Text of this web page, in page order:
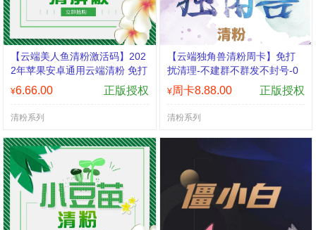
【云端美人鱼清粉激活码】202
2年苹果安卓通用云端清粉 免打
扰清理好友 清理朋友圈《美人
鱼微信清粉》
¥6.66.00 正版授权
清粉系列
【云端独角兽清粉周卡】免打
扰清理-不建群不群发不封号-0
误封
¥周卡8.88.00 正版授权
清粉系列